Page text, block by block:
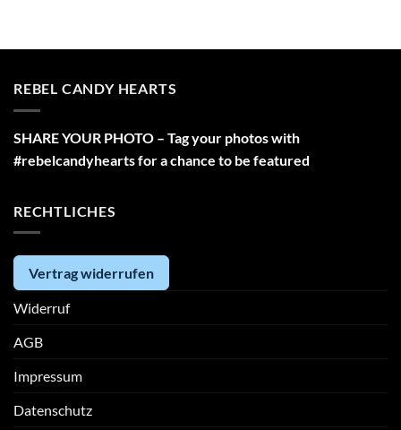
REBEL CANDY HEARTS
SHARE YOUR PHOTO – Tag your photos with
#rebelcandyhearts for a chance to be featured
RECHTLICHES
Vertrag widerrufen
Widerruf
AGB
Impressum
Datenschutz